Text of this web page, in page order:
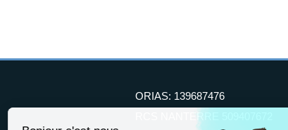
ORIAS: 139687476
RCS NANTERRE 509407672